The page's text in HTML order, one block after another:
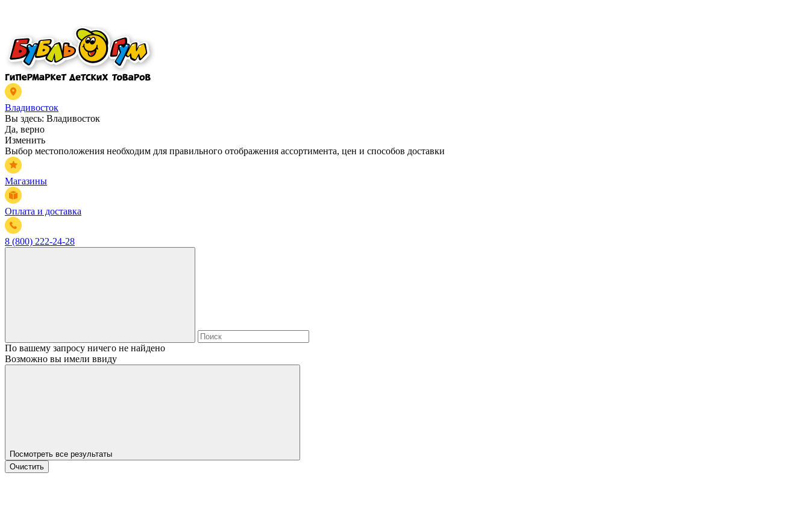
Владивосток
Вы здесь: Владивосток
Да, верно
Изменить
Выбор местоположения необходим для правильного отображения ассортимента, цен и способов доставки
Магазины
Оплата и доставка
8 (800) 222-24-28
По вашему запросу ничего не найдено
Возможно вы имели ввиду
Посмотреть все результаты
Очистить